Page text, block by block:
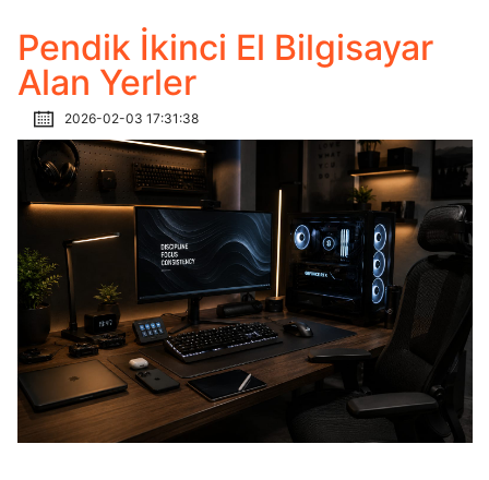
Pendik İkinci El Bilgisayar
Alan Yerler
2026-02-03 17:31:38